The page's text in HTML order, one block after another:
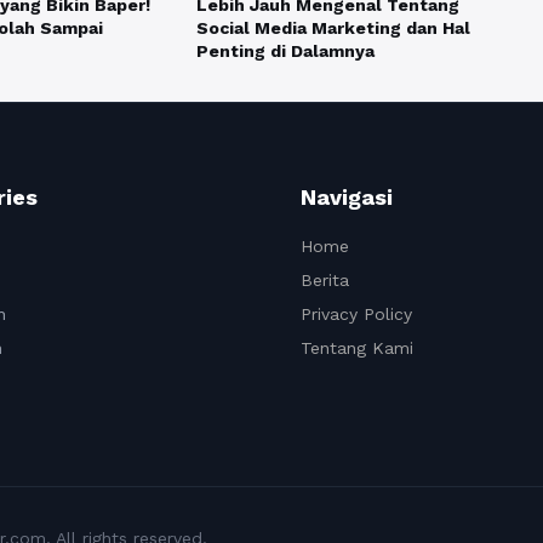
Bikin Baper!
Sampai
Lebih Jauh Mengenal Tentang
Social Media Marketing dan Hal
Penting di Dalamnya
Navigasi
Home
Berita
Privacy Policy
Tentang Kami
All rights reserved.